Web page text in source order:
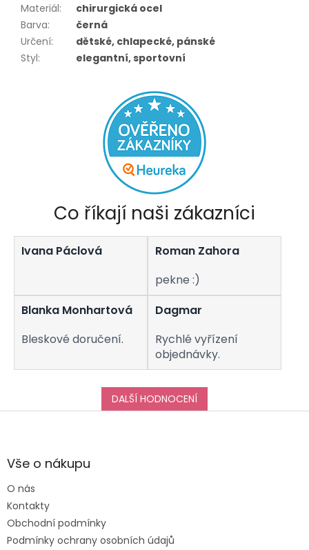
Materiál:
chirurgická ocel
Barva:
černá
Určení:
dětské, chlapecké, pánské
Styl: elegantní, sportovní
Co říkají naši zákazníci
Ivana Páclová
Roman Zahora
pekne :)
Blanka Monhartová
Bleskové doručení.
Dagmar
Rychlé vyřízení
objednávky.
DALŠÍ HODNOCENÍ
Z
aVše o nákupu
O nás
Kontakty
Obchodní podmínky
Podmínky ochrany osobních údajů